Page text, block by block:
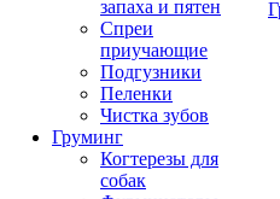
запаха и пятен
Спреи
приучающие
Подгузники
Пеленки
Чистка зубов
Груминг
Когтерезы для
собак